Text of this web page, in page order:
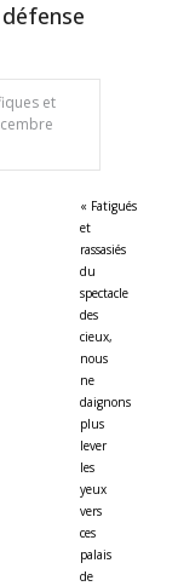
et
« Fatigués
et
rassasiés
du
spectacle
des
cieux,
nous
ne
daignons
plus
lever
les
yeux
vers
ces
palais
de